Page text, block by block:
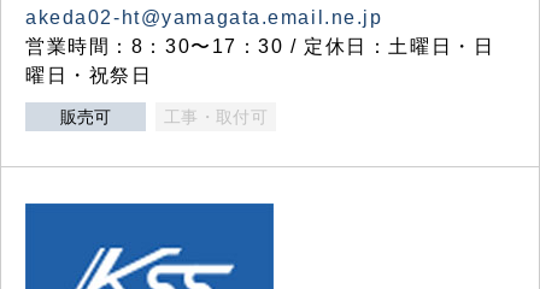
akeda02-ht@yamagata.email.ne.jp
営業時間：8：30〜17：30 / 定休日：土曜日・日
曜日・祝祭日
販売可 工事・取付可